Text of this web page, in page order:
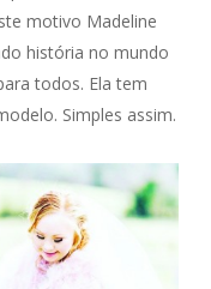
motivo Madeline
história no mundo
todos. Ela tem
Simples assim.